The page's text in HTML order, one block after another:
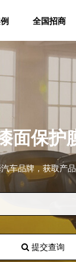
全国招商
面保护
车品牌，获取产
提交查询